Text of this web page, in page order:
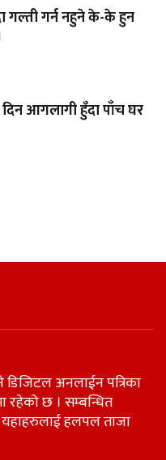
गर्न नहुने के-के हुन
आगलागी हुँदा पाँच घर
डिजिटल अनलाईन पत्रिका
रहेको छ । सम्बन्धित
यहाहरुलाई हलपल ताजा